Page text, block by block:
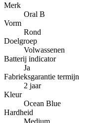
Merk
Oral B
Vorm
Rond
Doelgroep
Volwassenen
Batterij indicator
Ja
Fabrieksgarantie termijn
2 jaar
Kleur
Ocean Blue
Hardheid
Medium